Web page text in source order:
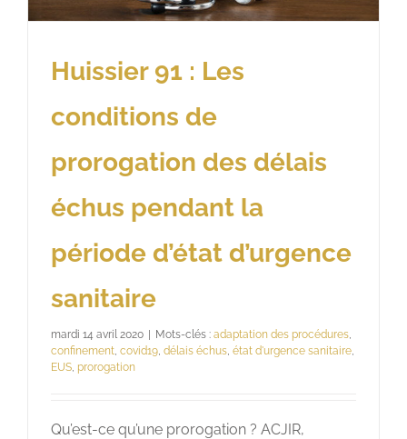
Huissier 91 : Les
conditions de
prorogation des délais
échus pendant la
période d’état d’urgence
sanitaire
mardi 14 avril 2020 | Mots-clés : adaptation des procédures
confinement covid19 délais échus état d'urgence sanitaire
EUS prorogation
Qu’est-ce qu’une prorogation ? ACJIR,